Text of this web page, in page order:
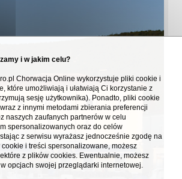
i w jakim celu?
Chorwacja Online wykorzystuje pliki cookie i
które umożliwiają i ułatwiają Ci korzystanie z
sesję użytkownika). Ponadto, pliki cookie
z innymi metodami zbierania preferencji
naszych zaufanych partnerów w celu
spersonalizowanych oraz do celów
z serwisu wyrażasz jednocześnie zgodę na
i treści spersonalizowane, możesz
z plików cookies. Ewentualnie, możesz
opcjach swojej przeglądarki internetowej.